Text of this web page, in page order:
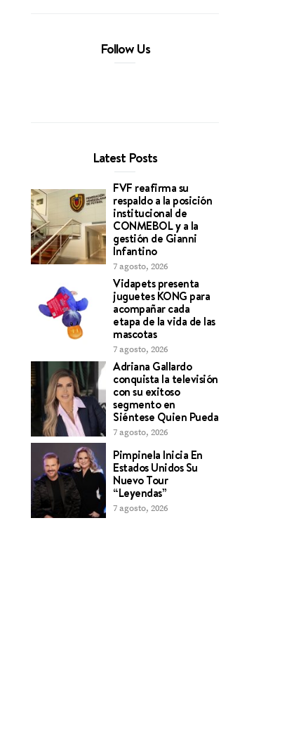
Follow Us
Latest Posts
FVF reafirma su
respaldo a la posición
institucional de
CONMEBOL y a la
gestión de Gianni
Infantino
7 agosto, 2026
Vidapets presenta
juguetes KONG para
acompañar cada
etapa de la vida de las
mascotas
7 agosto, 2026
Adriana Gallardo
conquista la televisión
con su exitoso
segmento en
Siéntese Quien Pueda
7 agosto, 2026
Pimpinela Inicia En
Estados Unidos Su
Nuevo Tour
“Leyendas”
7 agosto, 2026